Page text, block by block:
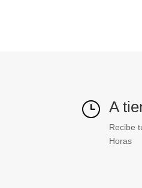
} A
Recibe
Horas